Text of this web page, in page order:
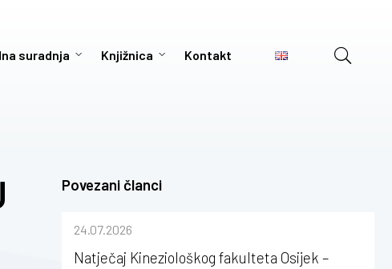
suradnja Knjižnica Kontakt
Povezani članci
24.07.2026
Natječaj Kineziološkog fakulteta Osijek –